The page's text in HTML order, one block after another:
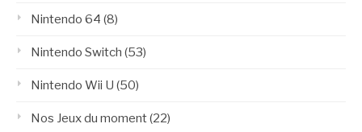
Nintendo 64 (8)
Nintendo Switch (53)
Nintendo Wii U (50)
Nos Jeux du moment(22)